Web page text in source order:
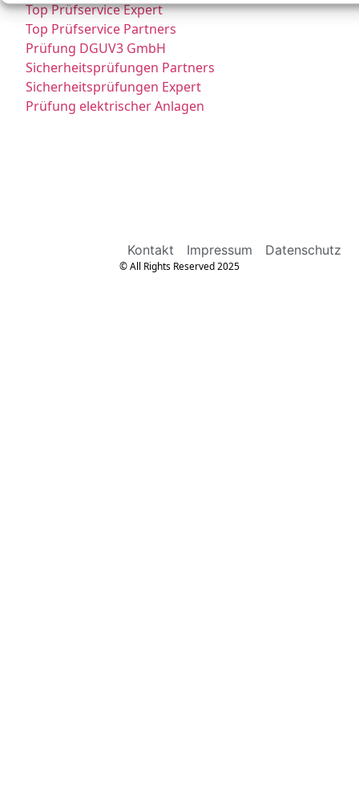
Top Prüfservice Expert
Top Prüfservice Partners
Prüfung DGUV3 GmbH
Sicherheitsprüfungen Partners
Sicherheitsprüfungen Expert
Prüfung elektrischer Anlagen
Kontakt Impressum Datenschutz
© All Rights Reserved 2025